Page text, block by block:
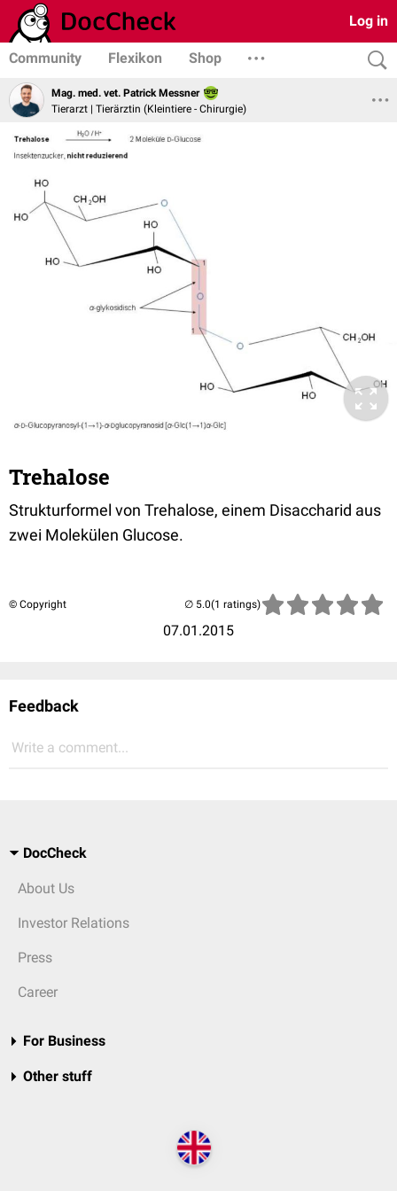
Log in
Community Flexikon Shop
Mag. med. vet. Patrick Messner
Tierarzt | Tierärztin (Kleintiere - Chirurgie)
Trehalose
Strukturformel von Trehalose, einem Disaccharid aus
zwei Molekülen Glucose.
© Copyright
07.01.2015
(1 ratings)
Feedback
Write a comment...
DocCheck
About Us
Investor Relations
Press
Career
For Business
Other stuff